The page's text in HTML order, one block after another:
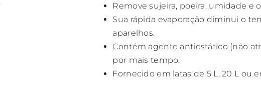
Remove sujeira, poeira, umidade e
Sua rápida evaporação diminui o
aparelhos.
Contém agente antiestático (não
por mais tempo.
Fornecido em latas de 5 L, 20 L ou